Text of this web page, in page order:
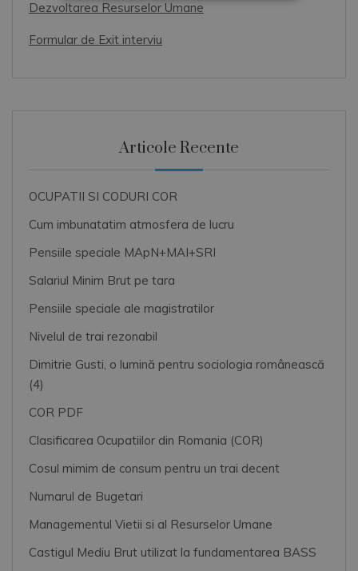
Dezvoltarea Resurselor Umane
Formular de Exit interviu
Articole Recente
OCUPATII SI CODURI COR
Cum imbunatatim atmosfera de lucru
Pensiile speciale MApN+MAI+SRI
Salariul Minim Brut pe tara
Pensiile speciale ale magistratilor
Nivelul de trai rezonabil
Dimitrie Gusti, o lumină pentru sociologia românească
(4)
COR PDF
Clasificarea Ocupatiilor din Romania (COR)
Cosul mimim de consum pentru un trai decent
Numarul de Bugetari
Managementul Vietii si al Resurselor Umane
Castigul Mediu Brut utilizat la fundamentarea BASS